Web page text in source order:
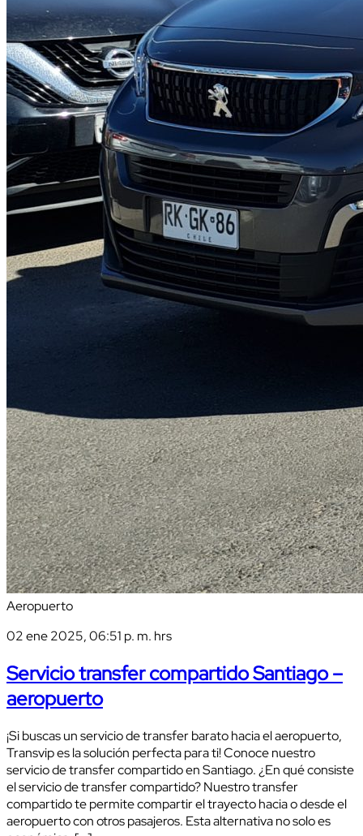
Aeropuerto
02 ene 2025, 06:51 p. m. hrs
Servicio transfer compartido Santiago –
aeropuerto
¡Si buscas un servicio de transfer barato hacia el aeropuerto,
Transvip es la solución perfecta para ti! Conoce nuestro
servicio de transfer compartido en Santiago. ¿En qué consiste
el servicio de transfer compartido? Nuestro transfer
compartido te permite compartir el trayecto hacia o desde el
aeropuerto con otros pasajeros. Esta alternativa no solo es